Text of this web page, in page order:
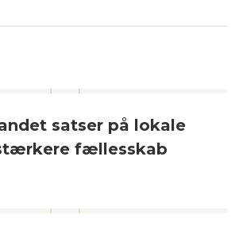
satser på lokale
fællesskab